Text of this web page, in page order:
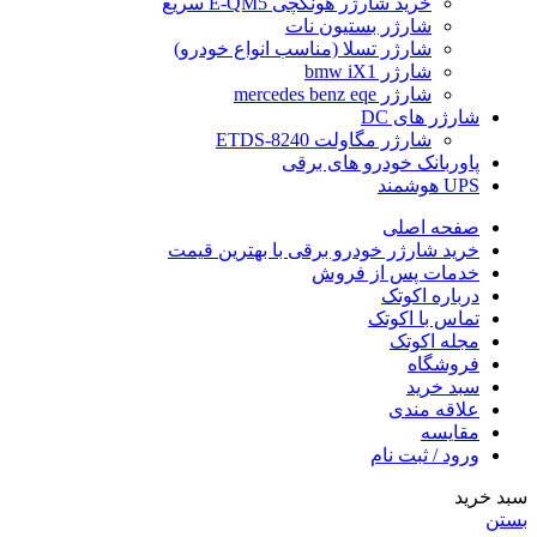
شارژر بستیون نات
شارژر تسلا (مناسب انواع خودرو)
شارژر bmw iX1
شارژر mercedes benz eqe
شارژر های DC
شارژر مگاولت ETDS-8240
پاوربانک خودرو های برقی
UPS هوشمند
صفحه اصلی
خرید شارژر خودرو برقی با بهترین قیمت
خدمات پس از فروش
درباره اکوتک
تماس با اکوتک
مجله اکوتک
فروشگاه
سبد خرید
علاقه مندی
مقایسه
ورود / ثبت نام
سبد خرید
بستن